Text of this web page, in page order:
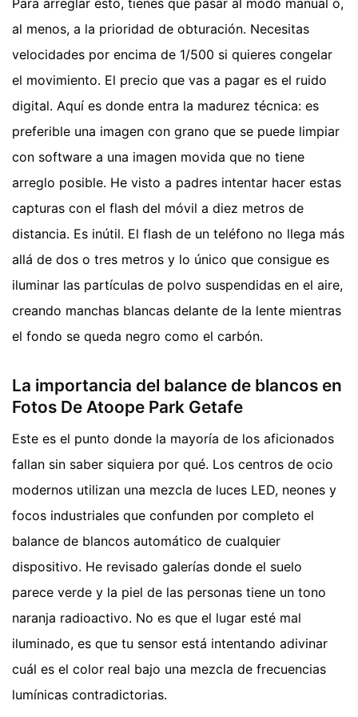
Para arreglar esto, tienes que pasar al modo manual o,
al menos, a la prioridad de obturación. Necesitas
velocidades por encima de 1/500 si quieres congelar
el movimiento. El precio que vas a pagar es el ruido
digital. Aquí es donde entra la madurez técnica: es
preferible una imagen con grano que se puede limpiar
con software a una imagen movida que no tiene
arreglo posible. He visto a padres intentar hacer estas
capturas con el flash del móvil a diez metros de
distancia. Es inútil. El flash de un teléfono no llega más
allá de dos o tres metros y lo único que consigue es
iluminar las partículas de polvo suspendidas en el aire,
creando manchas blancas delante de la lente mientras
el fondo se queda negro como el carbón.
La importancia del balance de blancos en
Fotos De Atoope Park Getafe
Este es el punto donde la mayoría de los aficionados
fallan sin saber siquiera por qué. Los centros de ocio
modernos utilizan una mezcla de luces LED, neones y
focos industriales que confunden por completo el
balance de blancos automático de cualquier
dispositivo. He revisado galerías donde el suelo
parece verde y la piel de las personas tiene un tono
naranja radioactivo. No es que el lugar esté mal
iluminado, es que tu sensor está intentando adivinar
cuál es el color real bajo una mezcla de frecuencias
lumínicas contradictorias.